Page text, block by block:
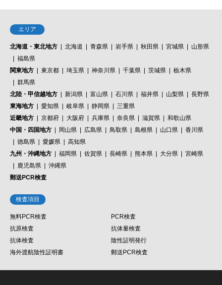
エリア
北海道・東北地方 北海道 青森県 岩手県 秋田県 宮城県
山形県
福島県
関東地方
東京都 埼玉県 神奈川県 千葉県 茨城県
栃木県
群馬県
北陸・甲信越地方
新潟県 富山県 石川県 福井県 山梨県
長野県
東海地方
愛知県 岐阜県 静岡県
三重県
近畿地方
京都府 大阪府 兵庫県 奈良県 滋賀県
和歌山県
中国・四国地方
岡山県 広島県 鳥取県 島根県 山口県
香川県
徳島県
愛媛県
高知県
九州・沖縄地方
福岡県 佐賀県 長崎県 熊本県 大分県
宮崎県
鹿児島県
沖縄県
郵送PCR検査
検査項目
無料PCR検査
PCR検査
抗原検査
抗体量検査
抗体検査
陰性証明発行
海外渡航陰性証明書
郵送PCR検査